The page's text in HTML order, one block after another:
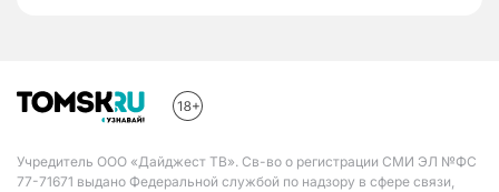
Учредитель ООО «Дайджест ТВ». Св-во о регистрации СМИ ЭЛ №ФС
77-71671 выдано Федеральной службой по надзору в сфере связи,